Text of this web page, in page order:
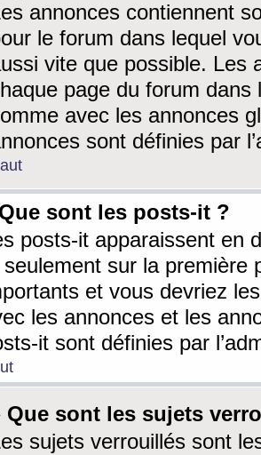
annonces contiennent
le forum dans lequel
vite que possible. Les
page du forum dans
avec les annonces
sont définies par
sont les posts-it ?
posts-it apparaissent en
seulement sur la première
et vous devriez
les annonces et les
it sont définies par
Que sont les sujets
sujets verrouillés sont